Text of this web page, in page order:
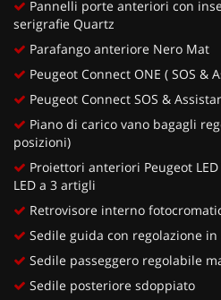
Pannelli porte anteriori con
serigrafie Quartz
Parafango anteriore Nero Mat
Peugeot Connect ONE ( SOS &
Peugeot Connect SOS &
Piano di carico vano bagagli
posizioni)
Proiettori anteriori Peugeot
LED a 3 artigli
Retrovisore interno
Sedile guida con regolazione in
Sedile passeggero regolabile
Sedile posteriore sdoppiato